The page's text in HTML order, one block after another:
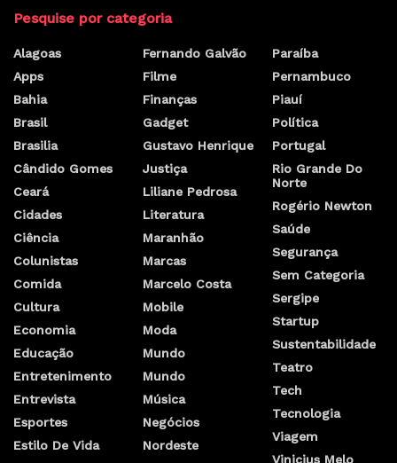
Pesquise por categoria
Alagoas
Apps
Bahia
Brasil
Brasilia
Cândido Gomes
Ceará
Cidades
Ciência
Colunistas
Comida
Cultura
Economia
Educação
Entretenimento
Entrevista
Esportes
Estilo De Vida
Fernando Galvão
Filme
Finanças
Gadget
Gustavo Henrique
Justiça
Liliane Pedrosa
Literatura
Maranhão
Marcas
Marcelo Costa
Mobile
Moda
Mundo
Mundo
Música
Negócios
Nordeste
Paraíba
Pernambuco
Piauí
Política
Portugal
Rio Grande Do
Norte
Rogério Newton
Saúde
Segurança
Sem Categoria
Sergipe
Startup
Sustentabilidade
Teatro
Tech
Tecnologia
Viagem
Vinicius Melo